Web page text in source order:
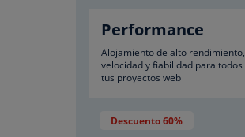
Performance
Alojamiento de alto rendimiento,
velocidad y fiabilidad para todos
tus proyectos web
Descuento 60%